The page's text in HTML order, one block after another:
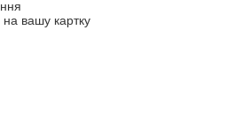
вашу картку